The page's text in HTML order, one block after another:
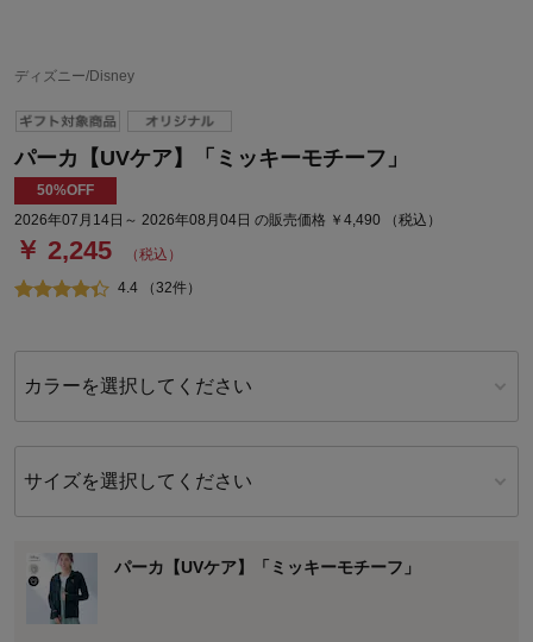
ディズニー/Disney
パーカ【UVケア】「ミッキーモチーフ」
50%OFF
2026年07月14日～ 2026年08月04日 の販売価格 ￥4,490 （税込）
￥ 2,245 （税込）
4.4 （32件）
カラーを選択してください
サイズを選択してください
パーカ【UVケア】「ミッキーモチーフ」